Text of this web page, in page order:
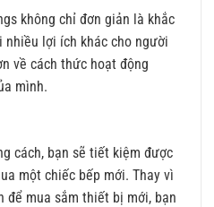
không chỉ đơn giản là khắc
nhiều lợi ích khác cho người
về cách thức hoạt động
mình.
cách, bạn sẽ tiết kiệm được
một chiếc bếp mới. Thay vì
mua sắm thiết bị mới, bạn